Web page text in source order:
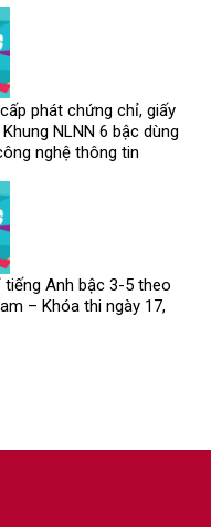
phát chứng chỉ, giấy
NLNN 6 bậc dùng
nghệ thông tin
Anh bậc 3-5 theo
– Khóa thi ngày 17,